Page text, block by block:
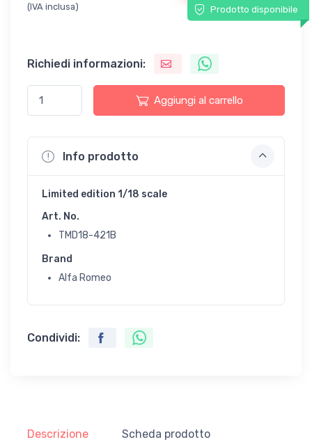
(IVA inclusa) Prodotto disponibile
Richiedi informazioni:
Aggiungi al carrello
Info prodotto
Limited edition 1/18 scale
Art. No.
TMD18-421B
Brand
Alfa Romeo
Condividi:
Descrizione Scheda prodotto